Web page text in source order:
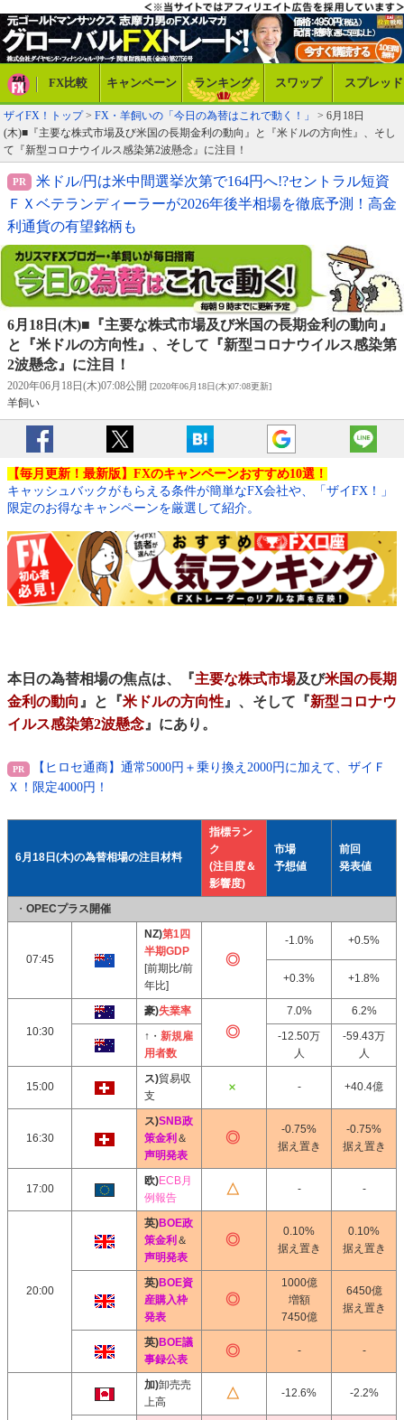
FX比較 キャンペーン ランキング スワップ スプレッド
ザイFX！トップ> FX・羊飼いの「今日の為替はこれで動く！」
> 6月18日
(木)■『主要な株式市場及び米国の長期金利の動向』と『米ドルの方向性』、そし
て『新型コロナウイルス感染第2波懸念』に注目！
米ドル/円は米中間選挙次第で164円へ!?セントラル短資
ＦＸベテランディーラーが2026年後半相場を徹底予測！高金
利通貨の有望銘柄も
6月18日(木)■『主要な株式市場及び米国の長期金利の動向』
と『米ドルの方向性』、そして『新型コロナウイルス感染第
2波懸念』に注目！
2020年06月18日(木)07:08公開 [2020年06月18日(木)07:08更新]
羊飼い
【毎月更新！最新版】FXのキャンペーンおすすめ10選！
キャッシュバックがもらえる条件が簡単なFX会社や、「ザイFX！」
限定のお得なキャンペーンを厳選して紹介。
本日の為替相場の焦点は、『主要な株式市場及び米国の長期
金利の動向』と『米ドルの方向性』、そして『新型コロナウ
イルス感染第2波懸念』にあり。
【ヒロセ通商】通常5000円＋乗り換え2000円に加えて、ザイＦ
Ｘ！限定4000円！
6月18日(木)の為替相場の注目材料
指標ラン
ク
(注目度＆
影響度)
市場
予想値
前回
発表値
・ OPECプラス開催
07:45
NZ)第1四
半期GDP
[前期比/前
年比]
-1.0% +0.5%
+0.3% +1.8%
10:30
豪)失業率 7.0%
6.2%
↑・ 新規雇
用者数
-12.50万
人
-59.43万
人
15:00
ス)貿易収
支
- +40.4億
16:30
ス)SNB政
策金利 ＆
声明発表
-0.75%
据え置き
-0.75%
据え置き
17:00
欧)ECB月
例報告
- -
20:00
英)BOE政
策金利 ＆
声明発表
0.10%
据え置き
0.10%
据え置き
英)BOE資
産購入枠
発表
1000億
増額
7450億
6450億
据え置き
英)BOE議
事録公表
- -
加)卸売売
上高
-12.6% -2.2%